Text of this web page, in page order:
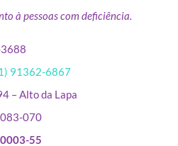
à pessoas com deficiência.
91362-6867
– Alto da Lapa
070
55